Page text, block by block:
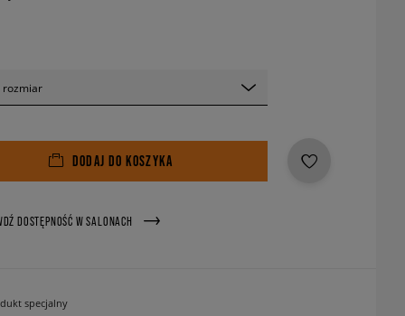
rozmiar
DODAJ DO KOSZYKA
DOSTĘPNOŚĆ W SALONACH
specjalny